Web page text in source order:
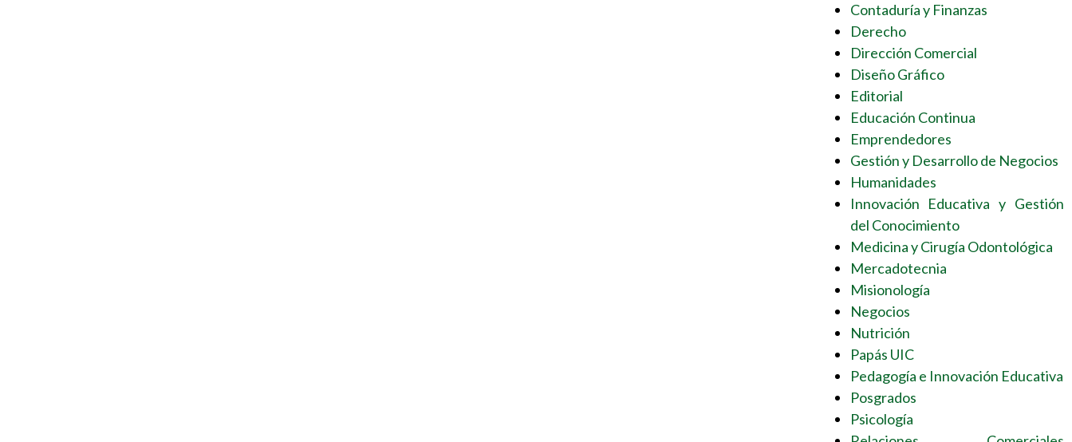
Contaduría y Finanzas
Derecho
Dirección Comercial
Diseño Gráfico
Editorial
Educación Continua
Emprendedores
Gestión y Desarrollo de Negocios
Humanidades
Innovación Educativa y Gestión
del Conocimiento
Medicina y Cirugía Odontológica
Mercadotecnia
Misionología
Negocios
Nutrición
Papás UIC
Pedagogía e Innovación Educativa
Posgrados
Psicología